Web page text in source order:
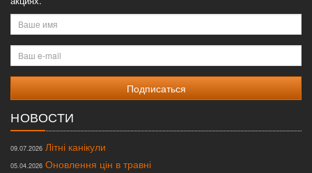
Ваше
имя
Ваш
e-
mail
НОВОСТИ
09.07.2026 Літні канікули
05.04.2026 Оновлення цін в травні